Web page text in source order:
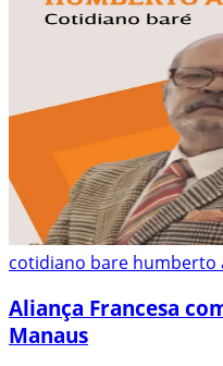
cotidiano bare humberto
Aliança Francesa
Manaus